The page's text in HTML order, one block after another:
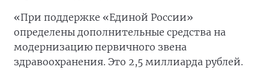
«При поддержке «Единой России»
определены дополнительные средства на
модернизацию первичного звена
здравоохранения. Это 2,5 миллиарда рублей.